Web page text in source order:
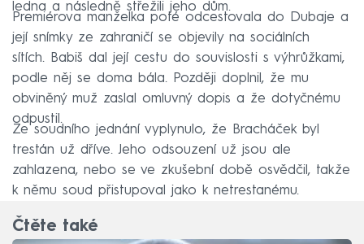
ledna a následně střežili jeho dům.
Premiérova manželka poté odcestovala do Dubaje a
její snímky ze zahraničí se objevily na sociálních
sítích. Babiš dal její cestu do souvislosti s výhrůžkami,
podle něj se doma bála. Později doplnil, že mu
obviněný muž zaslal omluvný dopis a že dotyčnému
odpustil.
Ze soudního jednání vyplynulo, že Bracháček byl
trestán už dříve. Jeho odsouzení už jsou ale
zahlazena, nebo se ve zkušební době osvědčil, takže
k němu soud přistupoval jako k netrestanému.
Čtěte také